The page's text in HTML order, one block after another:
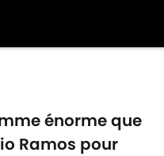
énorme que
Ramos pour